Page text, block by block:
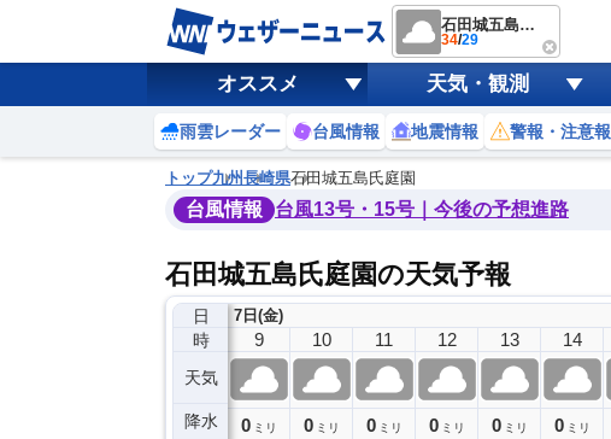
石田城五島氏庭園
34/29
オススメ 天気・観測
雨雲レーダー 台風情報 地震情報 警報・注意報
トップ九州長崎県石田城五島氏庭園
台風情報 台風13号・15号｜今後の予想進路
石田城五島氏庭園の天気予報
日
時
天気
降水
7日(金)
8
0ミリ
9
0 ミリ
10
0 ミリ
11
0 ミリ
12
0 ミリ
13
0 ミリ
14
0 ミリ